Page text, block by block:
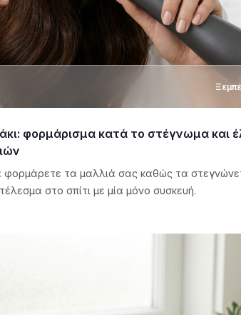
φορμάρισμα κατά το στέγνωμα και
τα μαλλιά σας καθώς τα
στο σπίτι με μία μόνο συσκευή.